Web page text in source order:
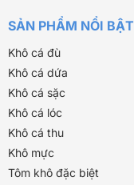
SẢN PHẨM NỔI BẬT
Khô cá đù
Khô cá dứa
Khô cá sặc
Khô cá lóc
Khô cá thu
Khô mực
Tôm khô đặc biệt